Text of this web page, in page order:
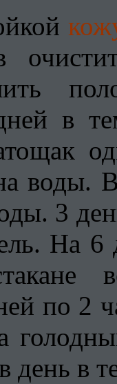
в
воды.
3
На 6
по 2
день в